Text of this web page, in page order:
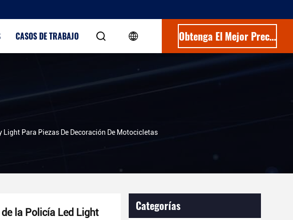
CASOS DE TRABAJO Obtenga El Mejor Precio
Light Para Piezas De Decoración De Motocicletas
la Policía Led Light
Categorías